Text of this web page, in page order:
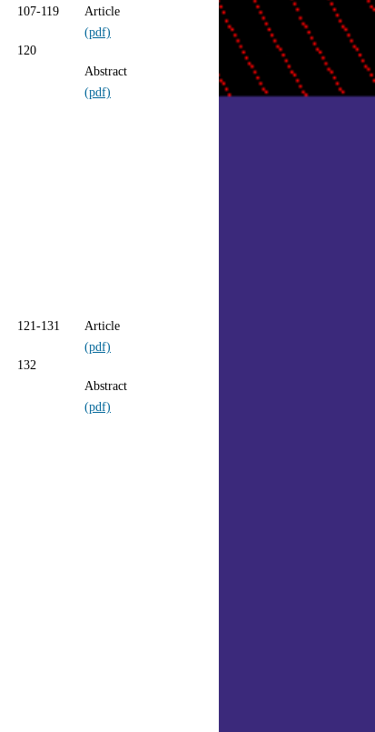
107-119
120
Article
(pdf)
Abstract
(pdf)
121-131
132
Article
(pdf)
Abstract
(pdf)